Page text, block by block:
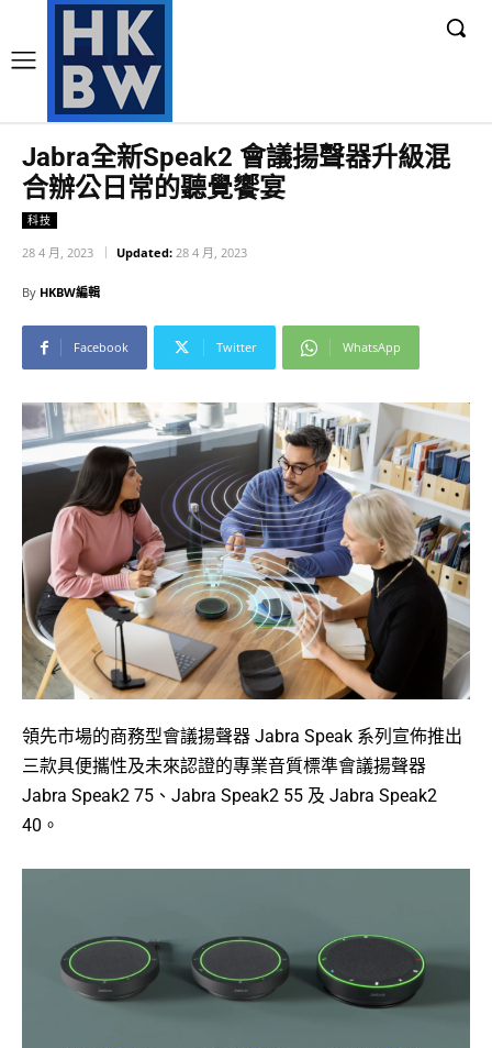
Jabra全新Speak2 會議揚聲器升級混
合辦公日常的聽覺饗宴
科技
28 4 月, 2023 Updated: 28 4 月, 2023
By HKBW編輯
Facebook Twitter WhatsApp
領先市場的商務型會議揚聲器 Jabra Speak 系列宣佈推出
三款具便攜性及未來認證的專業音質標準會議揚聲器
Jabra Speak2 75、Jabra Speak2 55 及 Jabra Speak2
40。